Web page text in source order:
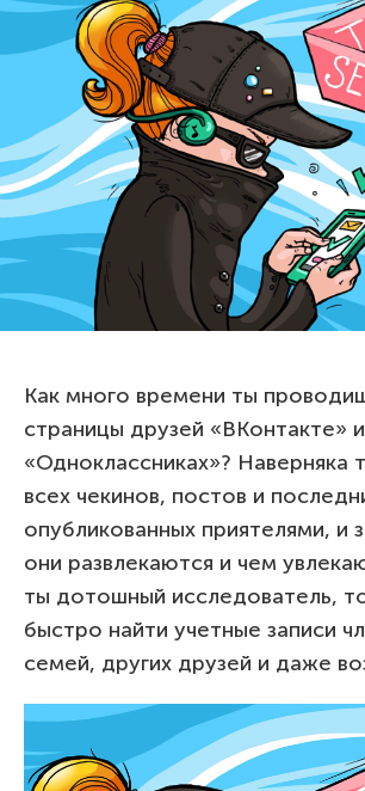
Как много времени ты
страницы друзей «ВКонтакте»
«Одноклассниках»? Наверняка
всех чекинов, постов и
опубликованных приятелями, и
они развлекаются и чем
ты дотошный исследователь,
быстро найти учетные записи
семей, других друзей и даже